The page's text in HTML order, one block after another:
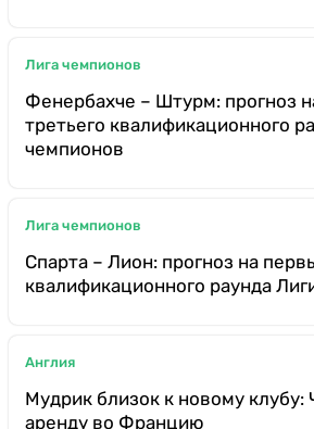
Лига чемпионов
Фенербахче – Штурм: прогноз
третьего квалификационного
чемпионов
Лига чемпионов
Спарта – Лион: прогноз на
квалификационного раунда
Англия
Мудрик близок к новому клубу:
аренду во Францию